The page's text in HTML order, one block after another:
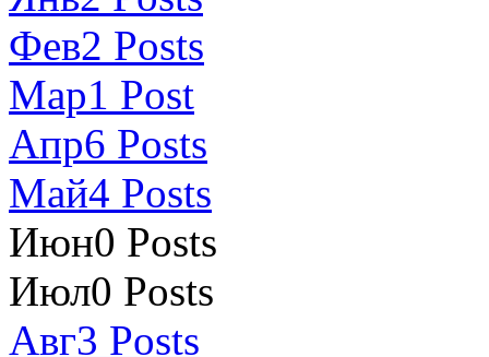
Фев2 Posts
Мар1 Post
Апр6 Posts
Май4 Posts
Июн0 Posts
Июл0 Posts
Авг3 Posts